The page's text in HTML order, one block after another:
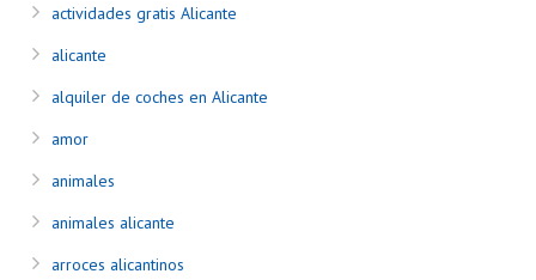
actividades gratis Alicante
alicante
alquiler de coches en Alicante
amor
animales
animales alicante
arroces alicantinos